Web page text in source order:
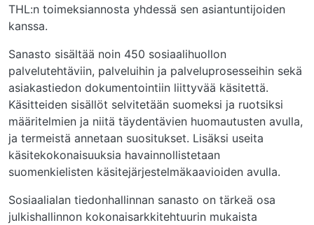
THL:n toimeksiannosta yhdessä sen asiantuntijoiden
kanssa.
Sanasto sisältää noin 450 sosiaalihuollon
palvelutehtäviin, palveluihin ja palveluprosesseihin sekä
asiakastiedon dokumentointiin liittyvää käsitettä.
Käsitteiden sisällöt selvitetään suomeksi ja ruotsiksi
määritelmien ja niitä täydentävien huomautusten avulla,
ja termeistä annetaan suositukset. Lisäksi useita
käsitekokonaisuuksia havainnollistetaan
suomenkielisten käsitejärjestelmäkaavioiden avulla.
Sosiaalialan tiedonhallinnan sanasto on tärkeä osa
julkishallinnon kokonaisarkkitehtuurin mukaista